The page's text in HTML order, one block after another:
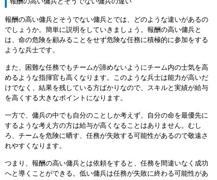
報酬の高い傭兵とそうでない傭兵の違い
報酬の高い傭兵とそうでない傭兵とでは、どのような違いがあるの
でしょうか。簡単に説明をしていきましょう。報酬の高い傭兵と
は、命の危険を顧みることをせず危険な任務に積極的に参加をする
ような兵士です。
また、困難な任務でもチームが諦めないようにチーム内の士気を高
めるような指揮官も高くなります。このような兵士は能力が高いだ
けでなく、結果を残している方ばかりなので、スキルと実績が給与
を高くする大きなポイントになります。
一方で、傭兵の中でも自分のことしか考えず、自分の命を最優先に
するような考え方の方は給与が高くなることはありません。むし
ろ、チームを危険に晒す、任務が失敗する可能性があるので敬遠さ
れやすくなります。
つまり、報酬の高い傭兵とは依頼をすると、任務を間違いなく成功
へと導くことができる。低い傭兵は任務が失敗に終わる可能性があ